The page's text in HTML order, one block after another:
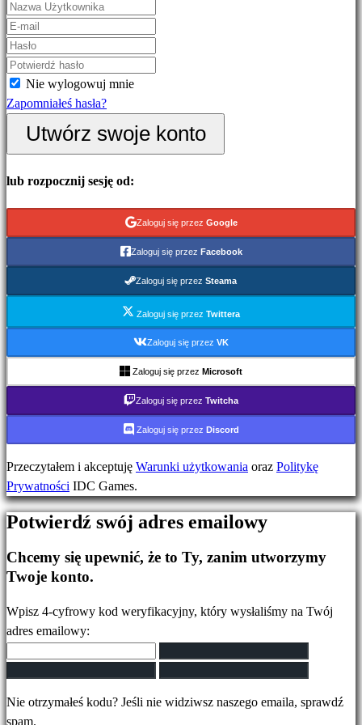
symulacyjne
Bijatyki
Dema
Społeczność
Gameplays
Wydarzenia
Wiadomości
Forum
IDC
FAQ
Konto
się
Zaloguj
Zapomniałeś
hasła?
Zmień
język
Nie wylogowuj mnie
Zapomniałeś hasła?
Utwórz swoje konto
lub rozpocznij sesję od:
Zaloguj się przez Google
Zaloguj się przez Facebook
Zaloguj się przez Steama
Zaloguj się przez Twittera
Zaloguj się przez VK
Zaloguj się przez Microsoft
Zaloguj się przez Twitcha
Zaloguj się przez Discord
Przeczytałem i akceptuję Warunki użytkowania oraz Politykę
Prywatności IDC Games.
Potwierdź swój adres emailowy
Chcemy się upewnić, że to Ty, zanim utworzymy
Twoje konto.
Wpisz 4-cyfrowy kod weryfikacyjny, który wysłaliśmy na Twój
adres emailowy:
Nie otrzymałeś kodu? Jeśli nie widziwsz naszego emaila, sprawdź
spam.